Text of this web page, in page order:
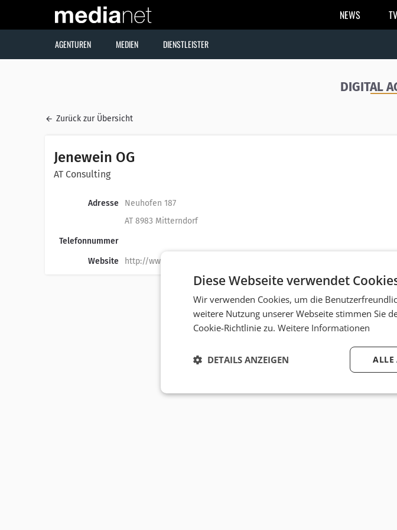
NEWS TV
AGENTUREN MEDIEN DIENSTLEISTER
DIGITAL
Zurück zur Übersicht
Jenewein OG
AT Consulting
Adresse
Neuhofen 187
AT 8983 Mitterndorf
Telefonnummer
Website
http://www.atconsulting.at/
Diese Webseite verwendet
Wir verwenden Cookies, um die
weitere Nutzung unserer Webseite stimmen Sie
Cookie-Richtlinie zu. Weitere Informationen
ALLE
DETAILS ANZEIGEN